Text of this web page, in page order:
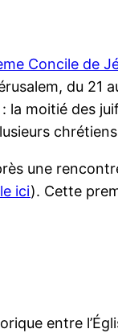
Concile de
du 21
moitié des
une
ici). Cette
entre